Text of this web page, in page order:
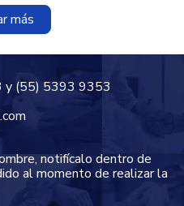
más
(55) 5393 9353
notifícalo dentro de
al momento de realizar la